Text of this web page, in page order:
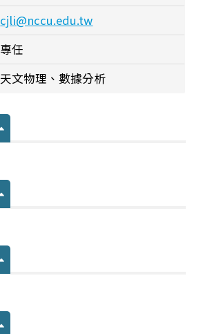
cjli@nccu.edu.tw
專任
天文物理、數據分析